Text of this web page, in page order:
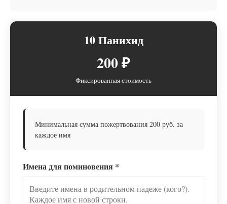
10 Панихид
200 ₽
Фиксированная стоимость
Минимальная сумма пожертвования 200 руб. за
каждое имя
Имена для поминовения *